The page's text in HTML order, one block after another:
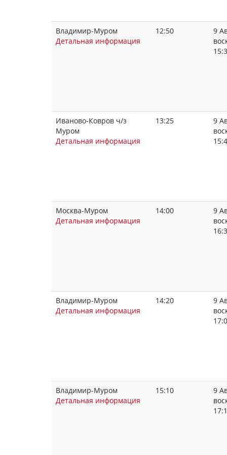
Владимир-Муром
Детальная информация
12:50
9
Иваново-Ковров ч/з
Муром
Детальная информация
13:25
9
Москва-Муром
Детальная информация
14:00
9
Владимир-Муром
Детальная информация
14:20
9
Владимир-Муром
Детальная информация
15:10
9